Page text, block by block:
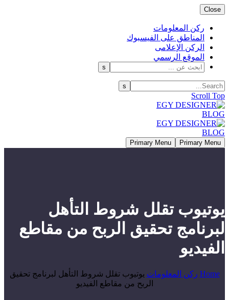
Close
ركن المعلومات
المناطق على الفيسبوك
الركن الإعلامى
الموقع الرسمي
Scroll Top
Primary Menu
Primary Menu
يوتيوب تقلل شروط التأهل
لبرنامج تحقيق الربح من مقاطع
الفيديو
Home ركن المعلومات يوتيوب تقلل شروط التأهل لبرنامج تحقيق
الربح من مقاطع الفيديو